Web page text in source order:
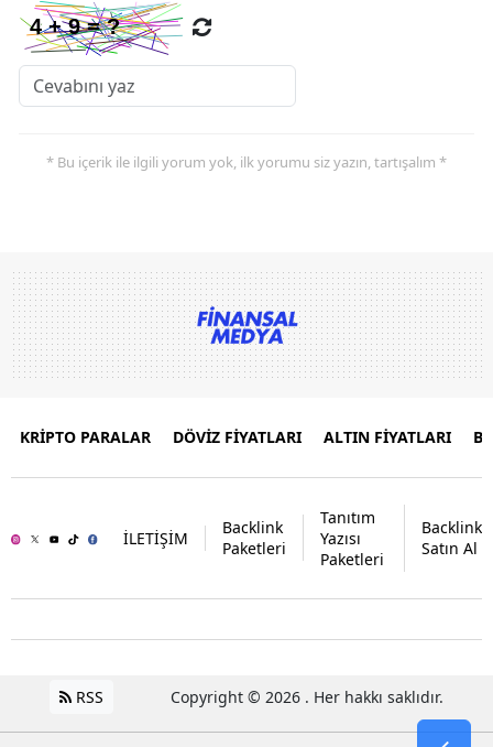
* Bu içerik ile ilgili yorum yok, ilk yorumu siz yazın, tartışalım *
KRİPTO PARALAR DÖVİZ FİYATLARI ALTIN FİYATLARI
İLETİŞİM
Backlink
Paketleri
Tanıtım
Yazısı
Paketleri
Backlink
Satın Al
RSS Copyright © 2026 . Her hakkı saklıdır.